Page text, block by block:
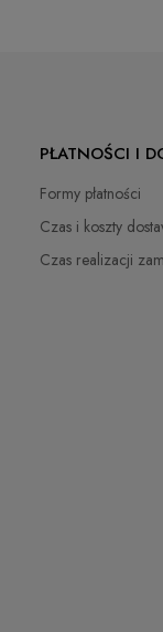
PŁATNOŚCI I
Formy płatności
Czas i koszty
Czas realizacji